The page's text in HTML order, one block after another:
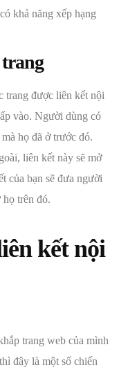
khả năng xếp hạng
trang được liên kết nội
vào. Người dùng có
họ đã ở trước đó.
liên kết này sẽ mở
của bạn sẽ đưa người
trên đó.
kết nội
trang web của mình
đây là một số chiến